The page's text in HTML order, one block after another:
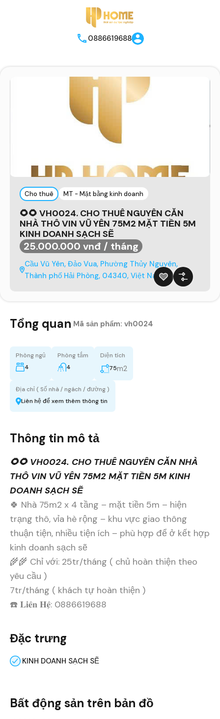
0886619688
Cho thuê MT - Mặt bằng kinh doanh
🌻🌻 VH0024. CHO THUÊ NGUYÊN CĂN
NHÀ THÔ VIN VŨ YÊN 75M2 MẶT TIỀN 5M
KINH DOANH SẠCH SẼ
25.000.000 vnđ / tháng
Cầu Vũ Yên, Đảo Vua, Phường Thủy Nguyên,
Thành phố Hải Phòng, 04340, Việt Nam
Tổng quan Mã sản phẩm: vh0024
Phòng ngủ
4
Phòng tắm
4
Diện tích
75m2
Địa chỉ ( Số nhà / ngách / đường )
Liên hệ để xem thêm thông tin
Thông tin mô tả
🌻🌻 VH0024. CHO THUÊ NGUYÊN CĂN NHÀ
THÔ VIN VŨ YÊN 75M2 MẶT TIỀN 5M KINH
DOANH SẠCH SẼ
🍀 Nhà 75m2 x 4 tầng – mặt tiền 5m – hiện
trạng thô, vỉa hè rộng – khu vực giao thông
thuận tiện, nhiều tiện ích – phù hợp để ở kết hợp
kinh doanh sạch sẽ
🌾🌾 Chỉ với: 25tr/tháng ( chủ hoàn thiện theo
yêu cầu )
7tr/tháng ( khách tự hoàn thiện )
☎️ 𝐋𝐢𝐞̂𝐧 𝐇𝐞̣̂: 0886619688
Đặc trưng
KINH DOANH SẠCH SẼ
Bất động sản trên bản đồ